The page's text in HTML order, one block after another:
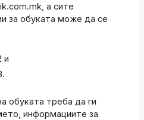
а сите
за обуката може да се
и
обуката треба да ги
информациите за